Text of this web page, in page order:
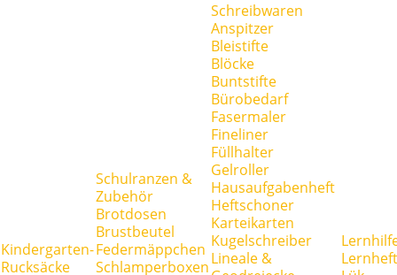
Kindergarten-
Rucksäcke
Schulranzen &
Zubehör
Brotdosen
Brustbeutel
Federmäppchen
Schlamperboxen
Schreibwaren
Anspitzer
Bleistifte
Blöcke
Buntstifte
Bürobedarf
Fasermaler
Fineliner
Füllhalter
Gelroller
Hausaufgabenheft
Heftschoner
Karteikarten
Kugelschreiber
Lineale &